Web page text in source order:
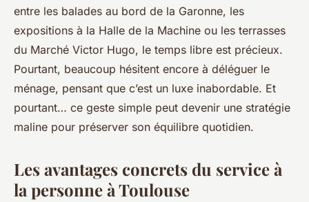
Aubine•06/04/2026 14:04•10 min de lecture
entre les balades au bord de la Garonne, les
expositions à la Halle de la Machine ou les terrasses
du Marché Victor Hugo, le temps libre est précieux.
Pourtant, beaucoup hésitent encore à déléguer le
ménage, pensant que c’est un luxe inabordable. Et
pourtant… ce geste simple peut devenir une stratégie
maline pour préserver son équilibre quotidien.
Les avantages concrets du service à
la personne à Toulouse